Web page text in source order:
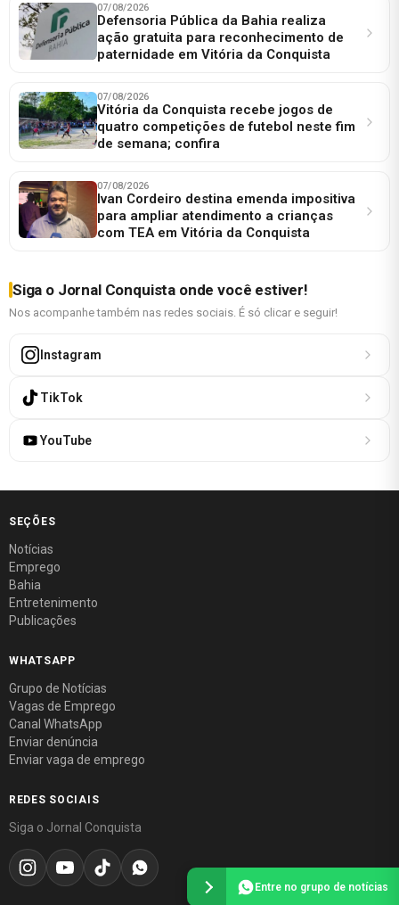
07/08/2026
Defensoria Pública da Bahia realiza
ação gratuita para reconhecimento de
paternidade em Vitória da Conquista
07/08/2026
Vitória da Conquista recebe jogos de
quatro competições de futebol neste fim
de semana; confira
07/08/2026
Ivan Cordeiro destina emenda impositiva
para ampliar atendimento a crianças
com TEA em Vitória da Conquista
Siga o Jornal Conquista onde você estiver!
Nos acompanhe também nas redes sociais. É só clicar e seguir!
Instagram
TikTok
YouTube
SEÇÕES
Notícias
Emprego
Bahia
Entretenimento
Publicações
WHATSAPP
Grupo de Notícias
Vagas de Emprego
Canal WhatsApp
Enviar denúncia
Enviar vaga de emprego
REDES SOCIAIS
Siga o Jornal Conquista
Entre no grupo de notícias